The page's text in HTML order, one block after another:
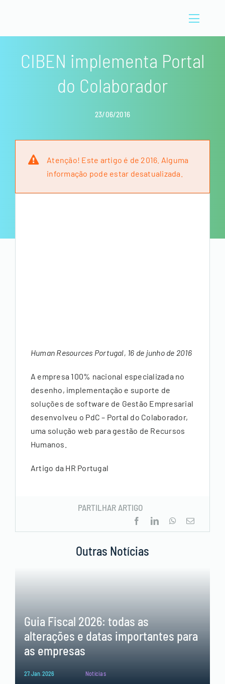
Toggle
Notícias
Blog
CIBEN implementa Portal
do Colaborador
23/06/2016
Atenção! Este artigo é de 2016. Alguma
informação pode estar desatualizada.
Human Resources Portugal, 16 de junho de 2016
A empresa 100% nacional especializada no
desenho, implementação e suporte de
soluções de software de Gestão Empresarial
desenvolveu o PdC – Portal do Colaborador,
uma solução web para gestão de Recursos
Humanos.
Artigo da HR Portugal
PARTILHAR ARTIGO
Outras Notícias
Guia Fiscal 2026: todas as
alterações e datas importantes para
as empresas
27.Jan.2026 Notícias